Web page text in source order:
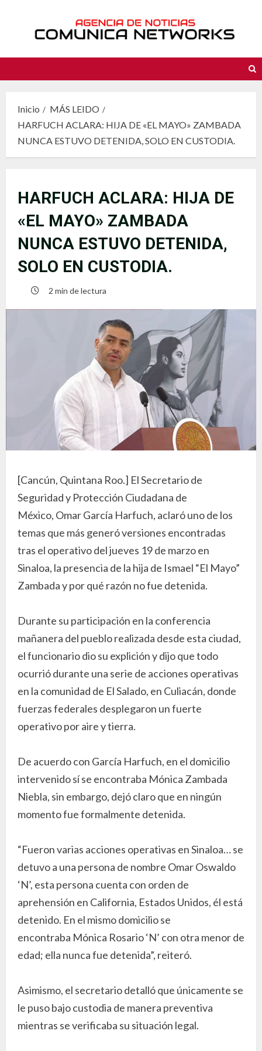
contenido
Inicio
MÁS LEIDO
HARFUCH ACLARA: HIJA DE «EL MAYO» ZAMBADA
NUNCA ESTUVO DETENIDA, SOLO EN CUSTODIA.
HARFUCH ACLARA: HIJA DE
«EL MAYO» ZAMBADA
NUNCA ESTUVO DETENIDA,
SOLO EN CUSTODIA.
2 min de lectura
[Cancún, Quintana Roo.] El Secretario de
Seguridad y Protección Ciudadana de
México, Omar García Harfuch, aclaró uno de los
temas que más generó versiones encontradas
tras el operativo del jueves 19 de marzo en
Sinaloa, la presencia de la hija de Ismael “El Mayo”
Zambada y por qué razón no fue detenida.
Durante su participación en la conferencia
mañanera del pueblo realizada desde esta ciudad,
el funcionario dio su explición y dijo que todo
ocurrió durante una serie de acciones operativas
en la comunidad de El Salado, en Culiacán, donde
fuerzas federales desplegaron un fuerte
operativo por aire y tierra.
De acuerdo con García Harfuch, en el domicilio
intervenido sí se encontraba Mónica Zambada
Niebla, sin embargo, dejó claro que en ningún
momento fue formalmente detenida.
“Fueron varias acciones operativas en Sinaloa… se
detuvo a una persona de nombre Omar Oswaldo
‘N’, esta persona cuenta con orden de
aprehensión en California, Estados Unidos, él está
detenido. En el mismo domicilio se
encontraba Mónica Rosario ‘N’ con otra menor de
edad; ella nunca fue detenida”, reiteró.
Asimismo, el secretario detalló que únicamente se
le puso bajo custodia de manera preventiva
mientras se verificaba su situación legal.